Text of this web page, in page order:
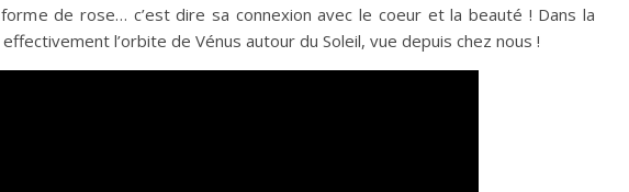
de rose… c’est dire sa connexion avec le coeur et la beauté ! Dans la
l’orbite de Vénus autour du Soleil, vue depuis chez nous !